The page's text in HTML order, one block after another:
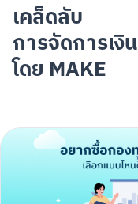
เคล็ดลับ
การจัดการเงิน
โดย MAKE